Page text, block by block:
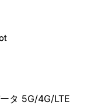
タ 5G/4G/LTE